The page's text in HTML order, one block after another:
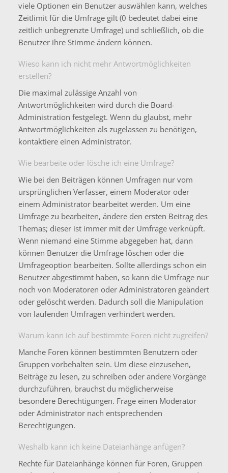
viele Optionen ein Benutzer auswählen kann, welches
Zeitlimit für die Umfrage gilt (0 bedeutet dabei eine
zeitlich unbegrenzte Umfrage) und schließlich, ob die
Benutzer ihre Stimme ändern können.
Wieso kann ich nicht mehr Antwortmöglichkeiten
erstellen?
Die maximal zulässige Anzahl von
Antwortmöglichkeiten wird durch die Board-
Administration festgelegt. Wenn du glaubst, mehr
Antwortmöglichkeiten als zugelassen zu benötigen,
kontaktiere einen Administrator.
Wie bearbeite oder lösche ich eine Umfrage?
Wie bei den Beiträgen können Umfragen nur vom
ursprünglichen Verfasser, einem Moderator oder
einem Administrator bearbeitet werden. Um eine
Umfrage zu bearbeiten, ändere den ersten Beitrag des
Themas; dieser ist immer mit der Umfrage verknüpft.
Wenn niemand eine Stimme abgegeben hat, dann
können Benutzer die Umfrage löschen oder die
Umfrageoption bearbeiten. Sollte allerdings schon ein
Benutzer abgestimmt haben, so kann die Umfrage nur
noch von Moderatoren oder Administratoren geändert
oder gelöscht werden. Dadurch soll die Manipulation
von laufenden Umfragen verhindert werden.
Warum kann ich auf bestimmte Foren nicht zugreifen?
Manche Foren können bestimmten Benutzern oder
Gruppen vorbehalten sein. Um diese einzusehen,
Beiträge zu lesen, zu schreiben oder andere Vorgänge
durchzuführen, brauchst du möglicherweise
besondere Berechtigungen. Frage einen Moderator
oder Administrator nach entsprechenden
Berechtigungen.
Weshalb kann ich keine Dateianhänge anfügen?
Rechte für Dateianhänge können für Foren, Gruppen